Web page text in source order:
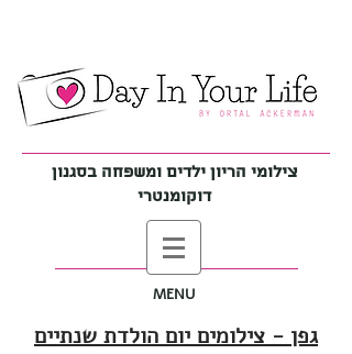
צילומי הריון ילדים ומשפחה בסגנון
דוקומנטרי
MENU
גפן - צילומים יום הולדת שנתיים